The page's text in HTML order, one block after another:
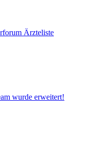
Ärzteliste
wurde erweitert!